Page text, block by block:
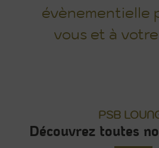
évènementielle
vous et à
PSB
Découvrez toutes